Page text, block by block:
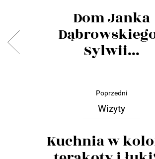
Dom Janka
Sylwii...
Poprzedni
Wizyty
Kuchnia w